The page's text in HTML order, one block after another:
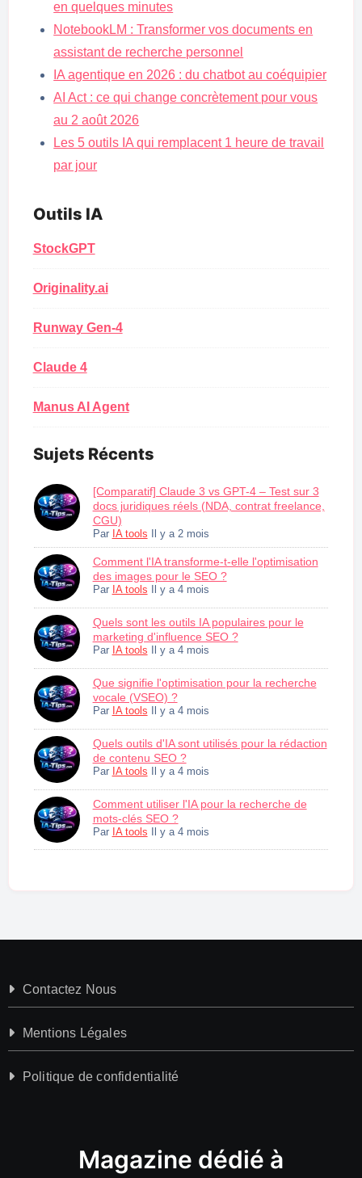
en quelques minutes
NotebookLM : Transformer vos documents en
assistant de recherche personnel
IA agentique en 2026 : du chatbot au coéquipier
AI Act : ce qui change concrètement pour vous
au 2 août 2026
Les 5 outils IA qui remplacent 1 heure de travail
par jour
Outils IA
StockGPT
Originality.ai
Runway Gen-4
Claude 4
Manus AI Agent
Sujets Récents
[Comparatif] Claude 3 vs GPT-4 – Test sur 3
docs juridiques réels (NDA, contrat freelance,
CGU)
Par IA tools Il y a 2 mois
Comment l'IA transforme-t-elle l'optimisation
des images pour le SEO ?
Par IA tools Il y a 4 mois
Quels sont les outils IA populaires pour le
marketing d'influence SEO ?
Par IA tools Il y a 4 mois
Que signifie l'optimisation pour la recherche
vocale (VSEO) ?
Par IA tools Il y a 4 mois
Quels outils d'IA sont utilisés pour la rédaction
de contenu SEO ?
Par IA tools Il y a 4 mois
Comment utiliser l'IA pour la recherche de
mots-clés SEO ?
Par IA tools Il y a 4 mois
Contactez Nous
Mentions Légales
Politique de confidentialité
Magazine dédié à